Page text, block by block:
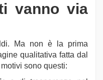
vanno via
Ma non è la prima
qualitativa fatta dal
sono questi: